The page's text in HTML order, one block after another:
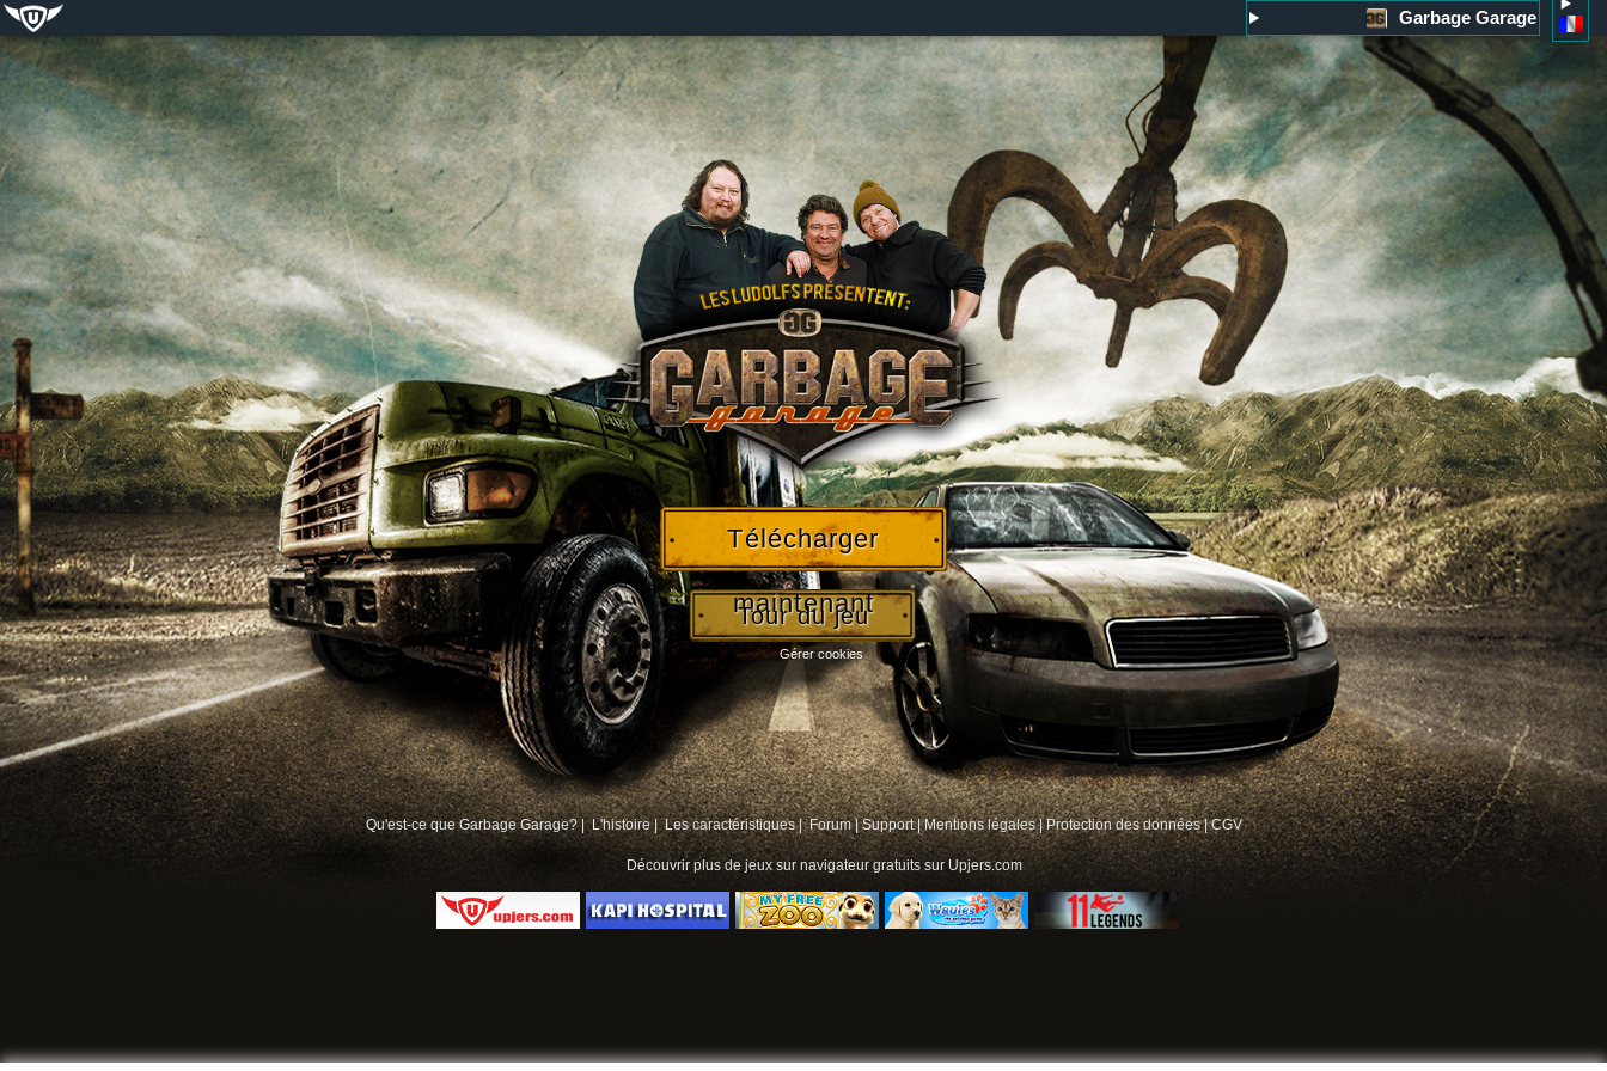
Garbage Garage
Télécharger
maintenant
Tour du jeu
Qu'est-ce que Garbage Garage? | L'histoire | Les caractéristiques | Forum|Support|Mentions légales|Protection des données|CGV
Découvrir plus dejeux sur navigateur gratuitssur Upjers.com
Gérer cookies